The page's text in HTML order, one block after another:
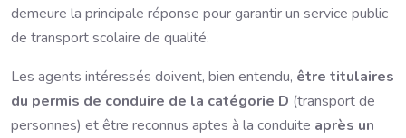
demeure la principale réponse pour garantir un service public
de transport scolaire de qualité.
Les agents intéressés doivent, bien entendu, être titulaires
du permis de conduire de la catégorie D (transport de
personnes) et être reconnus aptes à la conduite après un